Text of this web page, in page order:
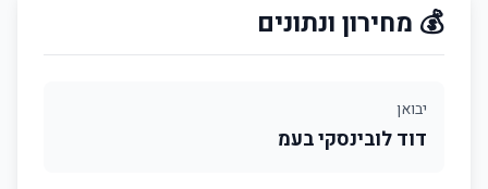
💰 מחירון ונתונים
יבואן
דוד לובינסקי בעמ